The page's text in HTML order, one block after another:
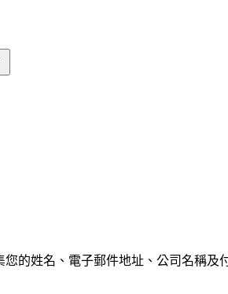
的姓名、電子郵件地址、公司名稱及